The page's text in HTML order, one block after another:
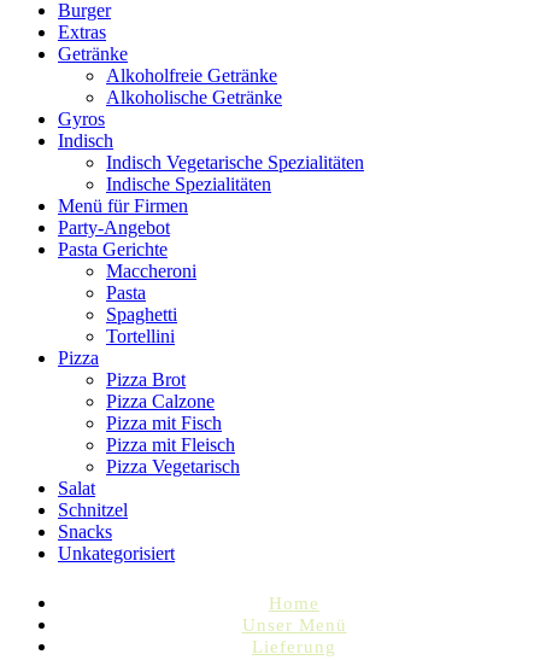
Burger
Extras
Getränke
Alkoholfreie Getränke
Alkoholische Getränke
Gyros
Indisch
Indisch Vegetarische Spezialitäten
Indische Spezialitäten
Menü für Firmen
Party-Angebot
Pasta Gerichte
Maccheroni
Pasta
Spaghetti
Tortellini
Pizza
Pizza Brot
Pizza Calzone
Pizza mit Fisch
Pizza mit Fleisch
Pizza Vegetarisch
Salat
Schnitzel
Snacks
Unkategorisiert
Home
Unser Menü
Lieferung